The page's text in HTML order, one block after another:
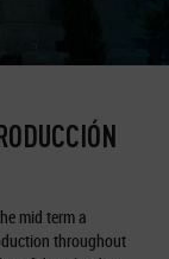
mid term a
throughout